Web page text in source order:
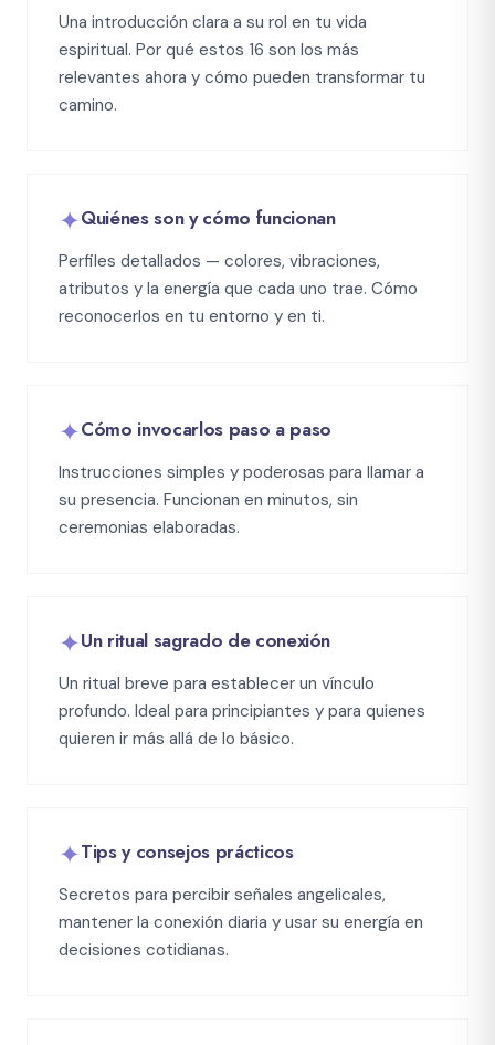
Una introducción clara a su rol en tu vida
espiritual. Por qué estos 16 son los más
relevantes ahora y cómo pueden transformar tu
camino.
✦Quiénes son y cómo funcionan
Perfiles detallados — colores, vibraciones,
atributos y la energía que cada uno trae. Cómo
reconocerlos en tu entorno y en ti.
✦Cómo invocarlos paso a paso
Instrucciones simples y poderosas para llamar a
su presencia. Funcionan en minutos, sin
ceremonias elaboradas.
✦Un ritual sagrado de conexión
Un ritual breve para establecer un vínculo
profundo. Ideal para principiantes y para quienes
quieren ir más allá de lo básico.
✦Tips y consejos prácticos
Secretos para percibir señales angelicales,
mantener la conexión diaria y usar su energía en
decisiones cotidianas.